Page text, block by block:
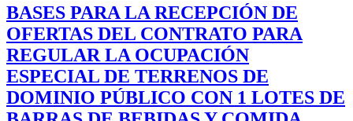
BASES PARA LA RECEPCIÓN DE
OFERTAS DEL CONTRATO PARA
REGULAR LA OCUPACIÓN
ESPECIAL DE TERRENOS DE
DOMINIO PÚBLICO CON 1 LOTES DE